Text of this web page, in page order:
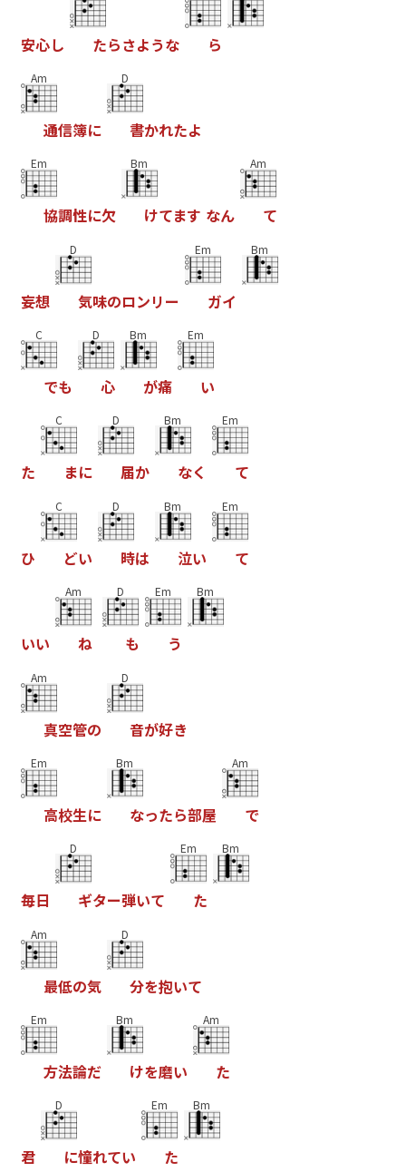
安心し たらさような ら
Am
通信簿に
D
書かれたよ
Em
協調性に欠
Bm
けてます なん
Am
て
妄想
D
気味のロンリー
Em
ガイ
Bm
C
でも
D
心
Bm
が痛
Em
い
た
C
まに
D
届か
Bm
なく
Em
て
ひ
C
どい
D
時は
Bm
泣い
Em
て
いい
Am
ね
D
も
Em
う
Bm
Am
真空管の
D
音が好き
Em
高校生に
Bm
なったら部屋
Am
で
毎日
D
ギター弾いて
Em
た
Bm
Am
最低の気
D
分を抱いて
Em
方法論だ
Bm
けを磨い
Am
た
君
D
に憧れてい
Em
た
Bm